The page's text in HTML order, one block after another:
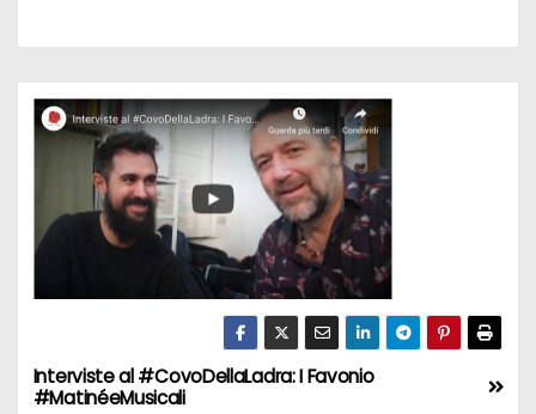
N
Interviste al #CovoDellaLadra: I Favonio
#MatinéeMusicali